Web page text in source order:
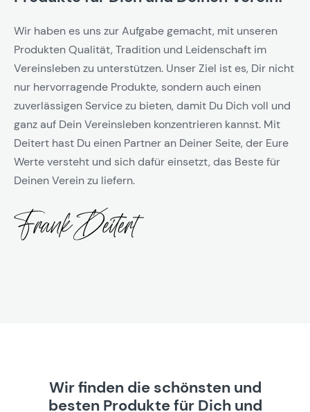
Wir haben es uns zur Aufgabe gemacht, mit unseren
Produkten Qualität, Tradition und Leidenschaft im
Vereinsleben zu unterstützen. Unser Ziel ist es, Dir nicht
nur hervorragende Produkte, sondern auch einen
zuverlässigen Service zu bieten, damit Du Dich voll und
ganz auf Dein Vereinsleben konzentrieren kannst. Mit
Deitert hast Du einen Partner an Deiner Seite, der Eure
Werte versteht und sich dafür einsetzt, das Beste für
Deinen Verein zu liefern.
Wir finden die schönsten und
besten Produkte für Dich und